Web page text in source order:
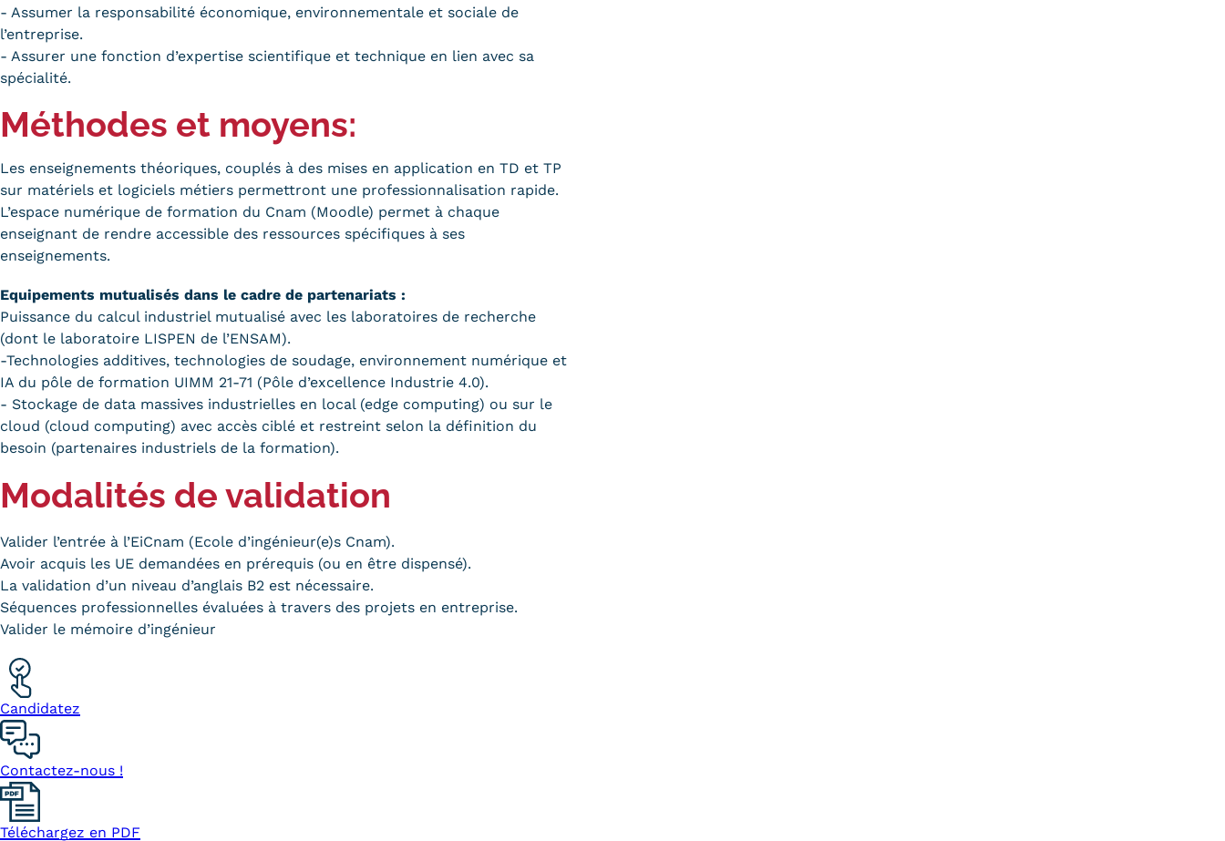
- Assumer la responsabilité économique, environnementale et sociale de
l’entreprise.
- Assurer une fonction d’expertise scientifique et technique en lien avec sa
spécialité.
Méthodes et moyens:
Les enseignements théoriques, couplés à des mises en application en TD et TP
sur matériels et logiciels métiers permettront une professionnalisation rapide.
L’espace numérique de formation du Cnam (Moodle) permet à chaque
enseignant de rendre accessible des ressources spécifiques à ses
enseignements.
Equipements mutualisés dans le cadre de partenariats :
Puissance du calcul industriel mutualisé avec les laboratoires de recherche
(dont le laboratoire LISPEN de l’ENSAM).
-Technologies additives, technologies de soudage, environnement numérique et
IA du pôle de formation UIMM 21-71 (Pôle d’excellence Industrie 4.0).
- Stockage de data massives industrielles en local (edge computing) ou sur le
cloud (cloud computing) avec accès ciblé et restreint selon la définition du
besoin (partenaires industriels de la formation).
Modalités de validation
Valider l’entrée à l’EiCnam (Ecole d’ingénieur(e)s Cnam).
Avoir acquis les UE demandées en prérequis (ou en être dispensé).
La validation d’un niveau d’anglais B2 est nécessaire.
Séquences professionnelles évaluées à travers des projets en entreprise.
Valider le mémoire d’ingénieur
Candidatez
Contactez-nous !
Téléchargez en PDF